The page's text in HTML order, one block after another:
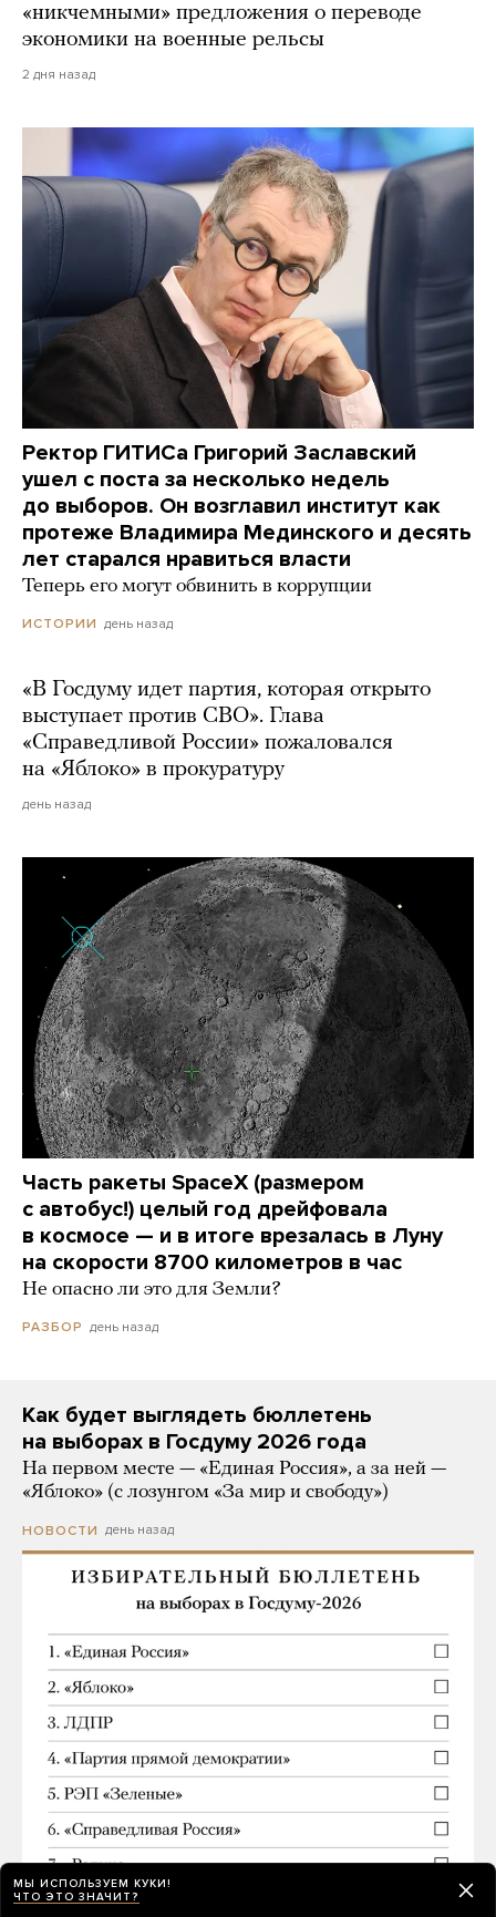
«никчемными» предложения о переводе
экономики на военные рельсы
2 дня назад
Ректор ГИТИСа Григорий Заславский
ушел с поста за несколько недель
до выборов. Он возглавил институт как
протеже Владимира Мединского и десять
лет старался нравиться власти
Теперь его могут обвинить в коррупции
ИСТОРИИ день назад
«В Госдуму идет партия, которая открыто
выступает против СВО». Глава
«Справедливой России» пожаловался
на «Яблоко» в прокуратуру
день назад
Часть ракеты SpaceX (размером
с автобус!) целый год дрейфовала
в космосе — и в итоге врезалась в Луну
на скорости 8700 километров в час
Не опасно ли это для Земли?
РАЗБОР день назад
Как будет выглядеть бюллетень
на выборах в Госдуму 2026 года
На первом месте — «Единая Россия», а за ней —
«Яблоко» (с лозунгом «За мир и свободу»)
НОВОСТИ день назад
МЫ ИСПОЛЬЗУЕМ КУКИ!
ЧТО ЭТО ЗНАЧИТ?